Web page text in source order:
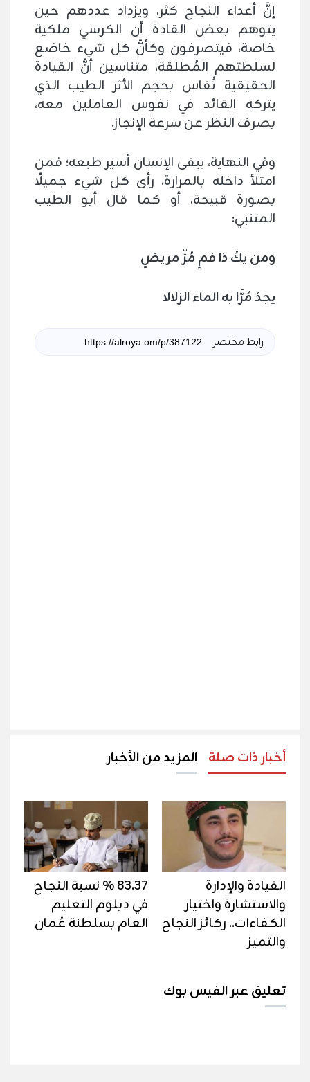
إنَّ أعداء النجاح كثر، ويزداد عددهم حين
يتوهم بعض القادة أن الكرسي ملكية
خاصة، فيتصرفون وكأنَّ كل شيء خاضع
لسلطتهم المُطلقة، متناسين أنَّ القيادة
الحقيقية تُقاس بحجم الأثر الطيب الذي
يتركه القائد في نفوس العاملين معه،
بصرف النظر عن سرعة الإنجاز.
وفي النهاية، يبقى الإنسان أسير طبعه؛ فمن
امتلأ داخله بالمرارة، رأى كل شيء جميلًا
بصورة قبيحة، أو كما قال أبو الطيب
المتنبي:
ومن يكُ ذا فمٍ مُرٍّ مريضٍ
يجدْ مُرًّا به الماءَ الزلالا
رابط مختصر
أخبار ذات صلة المزيد من الأخبار
القيادة والإدارة
والاستشارة واختيار
الكفاءات.. ركائز النجاح
والتميز
83.37 % نسبة النجاح
في دبلوم التعليم
العام بسلطنة عُمان
تعليق عبر الفيس بوك